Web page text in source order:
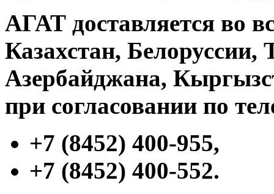
АГАТ доставляется во
Казахстан, Белоруссии,
Азербайджана,
при согласовании по
+7 (8452) 400-955,
+7 (8452) 400-552.